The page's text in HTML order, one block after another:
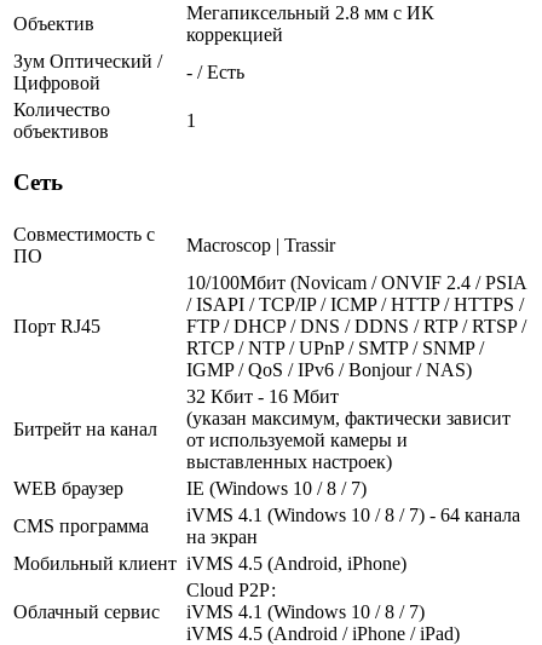
Объектив
Мегапиксельный 2.8 мм c ИК
коррекцией
Зум Оптический /
Цифровой
- / Есть
Количество
объективов
1
Сеть
Совместимость с
ПО
Macroscop | Trassir
Порт RJ45
10/100Мбит (Novicam / ONVIF 2.4 / PSIA
/ ISAPI / TCP/IP / ICMP / HTTP / HTTPS /
FTP / DHCP / DNS / DDNS / RTP / RTSP /
RTCP / NTP / UPnP / SMTP / SNMP /
IGMP / QoS / IPv6 / Bonjour / NAS)
Битрейт на канал
32 Кбит - 16 Мбит
(указан максимум, фактически зависит
от используемой камеры и
выставленных настроек)
WEB браузер
IE (Windows 10 / 8 / 7)
CMS программа
iVMS 4.1 (Windows 10 / 8 / 7) - 64 канала
на экран
Мобильный клиент iVMS 4.5 (Android, iPhone)
Облачный сервис
Cloud Р2Р:
iVMS 4.1 (Windows 10 / 8 / 7)
iVMS 4.5 (Android / iPhone / iPad)